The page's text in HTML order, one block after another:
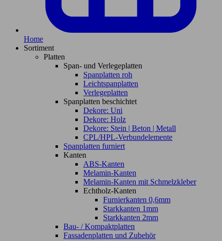
Home
Sortiment
Platten
Span- und Verlegeplatten
Spanplatten roh
Leichtspanplatten
Verlegeplatten
Spanplatten beschichtet
Dekore: Uni
Dekore: Holz
Dekore: Stein | Beton | Metall
CPL/HPL-Verbundelemente
Spanplatten furniert
Kanten
ABS-Kanten
Melamin-Kanten
Melamin-Kanten mit Schmelzkleber
Echtholz-Kanten
Furnierkanten 0,6mm
Starkkanten 1mm
Starkkanten 2mm
Bau- / Kompaktplatten
Fassadenplatten und Zubehör